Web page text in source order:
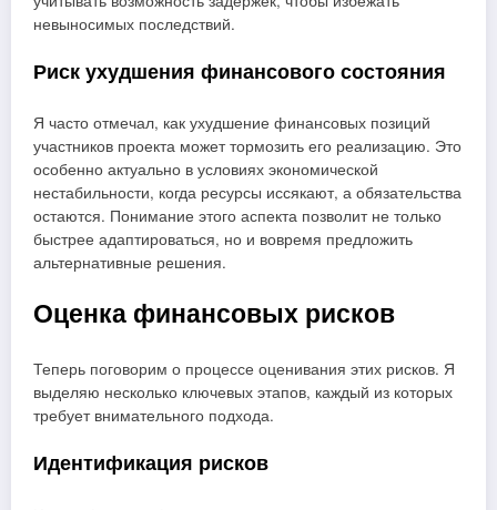
невыносимых последствий.
Риск ухудшения финансового состояния
Я часто отмечал, как ухудшение финансовых позиций
участников проекта может тормозить его реализацию. Это
особенно актуально в условиях экономической
нестабильности, когда ресурсы иссякают, а обязательства
остаются. Понимание этого аспекта позволит не только
быстрее адаптироваться, но и вовремя предложить
альтернативные решения.
Оценка финансовых рисков
Теперь поговорим о процессе оценивания этих рисков. Я
выделяю несколько ключевых этапов, каждый из которых
требует внимательного подхода.
Идентификация рисков